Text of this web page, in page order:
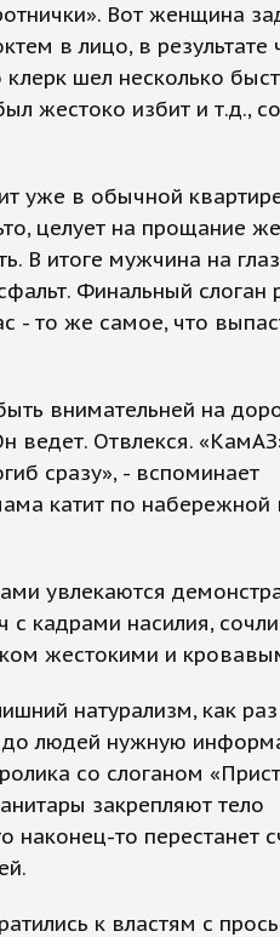
Вот женщина
в лицо, в результате
шел несколько
жестоко избит и т.д.,
уже в обычной
целует на прощание
В итоге мужчина на
Финальный слоган
- то же самое, что
внимательней на
ведет. Отвлекся.
сразу», - вспоминает
катит по набережной
увлекаются
кадрами насилия, сочли
жестокими и
натурализм, как раз
до людей нужную
со слоганом
закрепляют тело
то перестанет
к властям с